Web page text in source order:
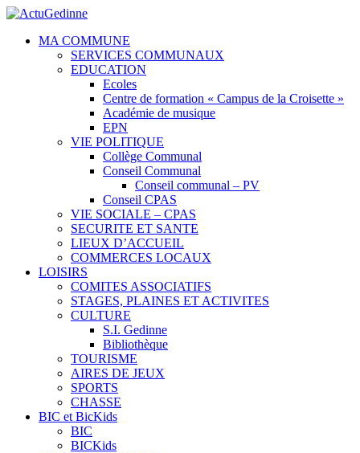
MA COMMUNE
SERVICES COMMUNAUX
EDUCATION
Ecoles
Centre de formation « Campus de la Croisette »
Académie de musique
EPN
VIE POLITIQUE
Collège Communal
Conseil Communal
Conseil communal – PV
Conseil CPAS
VIE SOCIALE – CPAS
SECURITE ET SANTE
LIEUX D’ACCUEIL
COMMERCES LOCAUX
LOISIRS
COMITES ASSOCIATIFS
STAGES, PLAINES ET ACTIVITES
CULTURE
S.I. Gedinne
Bibliothèque
TOURISME
AIRES DE JEUX
SPORTS
CHASSE
BIC et BicKids
BIC
BICKids